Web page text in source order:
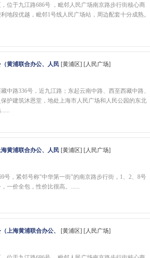
位于九江路686号 ，毗邻人民广场南京路步行街核心商
地段优越，毗邻1号线人民广场站，周边配套十分成熟。
黄浦联合办公、人民 [黄浦区] [人民广场]
中路336号，近九江路；东起云南中路、西至西藏中路、
护建筑沐恩堂，地处上海市人民广场和人民公园的东北
黄浦联合办公、人民 [黄浦区] [人民广场]
号，紧邻号称"中华第一街"的南京路步行街，1、2、8号
一价全包，性价比很高。......
上海黄浦联合办公、 [黄浦区] [人民广场]